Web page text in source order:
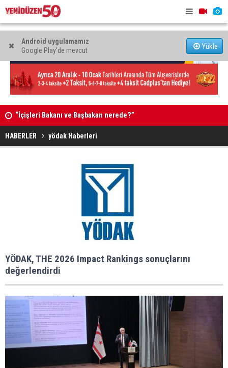
Android uygulamamız
Google Play'de mevcut
Yükle
“İçişleri Bakanı ve Başbakan nerede?”
HABERLER yödak Haberleri
YÖDAK, THE 2026 Impact Rankings sonuçlarını
değerlendirdi